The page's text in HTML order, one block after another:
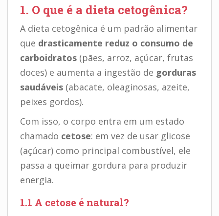
1. O que é a dieta cetogênica?
A dieta cetogênica é um padrão alimentar
que drasticamente reduz o consumo de
carboidratos (pães, arroz, açúcar, frutas
doces) e aumenta a ingestão de gorduras
saudáveis (abacate, oleaginosas, azeite,
peixes gordos).
Com isso, o corpo entra em um estado
chamado cetose: em vez de usar glicose
(açúcar) como principal combustível, ele
passa a queimar gordura para produzir
energia.
1.1 A cetose é natural?